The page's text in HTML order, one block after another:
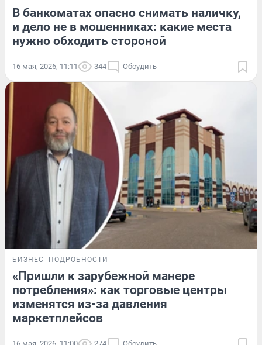
В банкоматах опасно снимать наличку,
и дело не в мошенниках: какие места
нужно обходить стороной
16 мая, 2026, 11:11 344 Обсудить
БИЗНЕС ПОДРОБНОСТИ
«Пришли к зарубежной манере
потребления»: как торговые центры
изменятся из-за давления
маркетплейсов